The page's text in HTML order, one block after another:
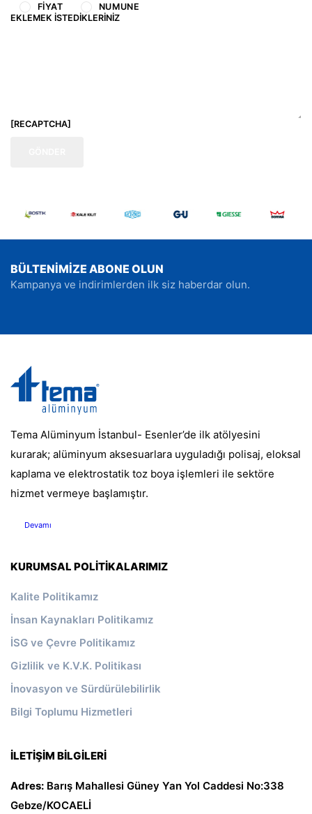
FIYAT
NUMUNE
EKLEMEK İSTEDIKLERINIZ
[RECAPTCHA]
BÜLTENİMİZE ABONE OLUN
Kampanya ve indirimlerden ilk siz haberdar olun.
Tema Alüminyum İstanbul- Esenler’de ilk atölyesini
kurarak; alüminyum aksesuarlara uyguladığı polisaj, eloksal
kaplama ve elektrostatik toz boya işlemleri ile sektöre
hizmet vermeye başlamıştır.
Devamı
KURUMSAL POLITIKALARIMIZ
Kalite Politikamız
İnsan Kaynakları Politikamız
İSG ve Çevre Politikamız
Gizlilik ve K.V.K. Politikası
İnovasyon ve Sürdürülebilirlik
Bilgi Toplumu Hizmetleri
İLETIŞIM BILGILERI
Adres: Barış Mahallesi Güney Yan Yol Caddesi No:338
Gebze/KOCAELİ